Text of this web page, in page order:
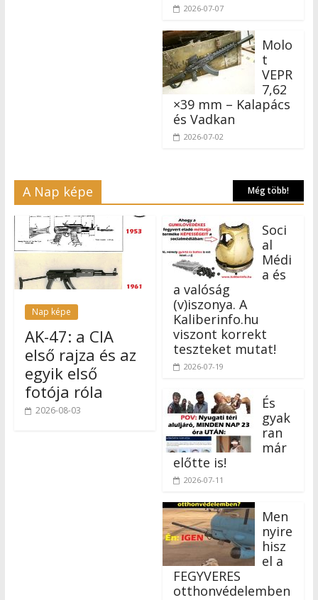
2026-07-07
Molo
t
VEPR
7,62
×39 mm – Kalapács
és Vadkan
2026-07-02
A Nap képe Még több!
Nap képe
AK-47: a CIA
első rajza és az
egyik első
fotója róla
2026-08-03
Soci
al
Médi
a és
a valóság
(v)iszonya. A
Kaliberinfo.hu
viszont korrekt
teszteket mutat!
2026-07-19
És
gyak
ran
már
előtte is!
2026-07-11
Men
nyire
hisz
el a
FEGYVERES
otthonvédelemben